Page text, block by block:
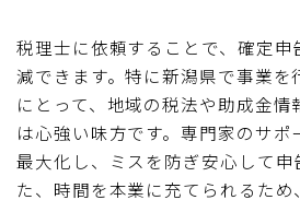
税理士に依頼することで、確定
減できます。特に新潟県で事業を
にとって、地域の税法や助成金
は心強い味方です。専門家のサポ
最大化し、ミスを防ぎ安心して申
た、時間を本業に充てられるた